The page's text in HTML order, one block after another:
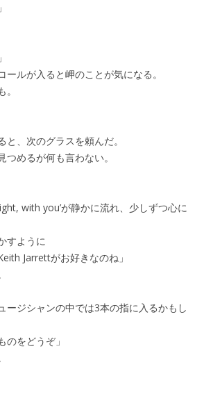
ールが入ると岬のことが気になる。
、次のグラスを頼んだ。
めるが何も言わない。
with you’が静かに流れ、少しずつ心に
すように
Jarrettがお好きなのね」
ージシャンの中では3本の指に入るかもし
のをどうぞ」